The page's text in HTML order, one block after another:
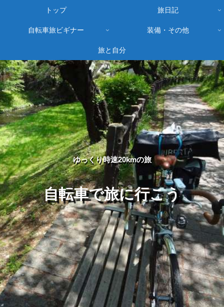
ゆっくり時速20kmの旅
自転車で旅に行こう
トップ 旅日記
自転車旅ビギナー 装備・その他
旅と自分